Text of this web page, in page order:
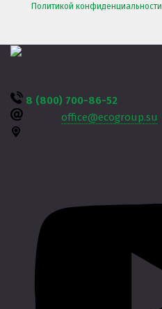
Политикой конфиденциальности
8 (800) 700-86-52
office@ecogroup.su